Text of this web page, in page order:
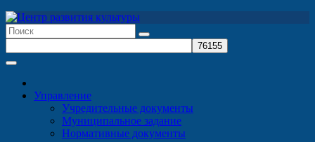
Перейти
к
содержимому
Управление
Учредительные документы
Муниципальное задание
Нормативные документы